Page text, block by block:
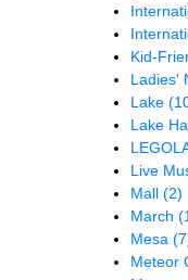
Kid-
Ladies'
Lake
Lake
Live
Mall (2)
March
Mesa
Meteor